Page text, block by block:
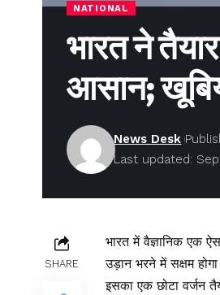
NATIONAL
भारत ने
आसान;
Last updated:
News Desk
SHARE
भारत में वैज्ञानिक एक
उड़ान भरने में सक्षम
इसका एक छोटा वर्जन